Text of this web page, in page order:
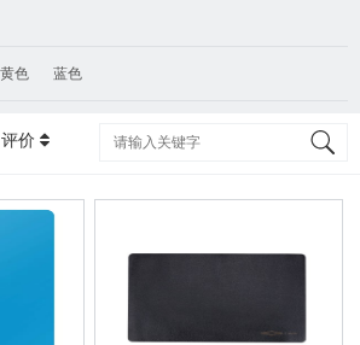
黄色 蓝色
评价